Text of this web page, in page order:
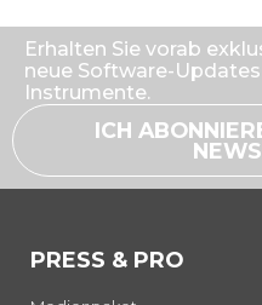
Erhalten Sie vorab
neue Software-Updates
Instrumente.
ICH
PRESS & PRO